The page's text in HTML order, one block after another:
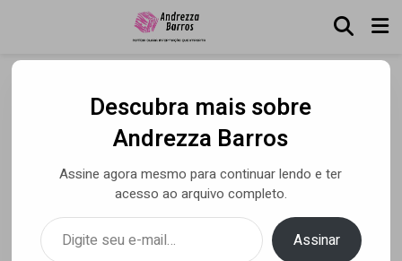
Dani Coimbra relata como
mistura de estilos a fez
chegar ao single “Posso
me Alegrar”
Descubra mais sobre
Andrezza Barros
Assine agora mesmo para continuar lendo e ter
acesso ao arquivo completo.
Digite seu e-mail…
Assinar